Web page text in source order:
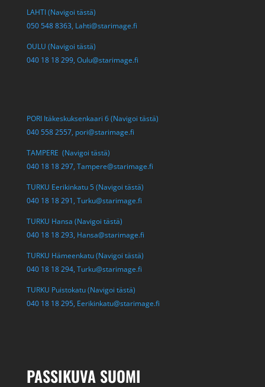
LAHTI (Navigoi tästä)
050 548 8363, Lahti@starimage.fi
OULU (Navigoi tästä)
040 18 18 299, Oulu@starimage.fi
PORI Itäkeskuksenkaari 6 (Navigoi tästä)
040 558 2557, pori@starimage.fi
TAMPERE (Navigoi tästä)
040 18 18 297, Tampere@starimage.fi
TURKU Eerikinkatu 5 (Navigoi tästä)
040 18 18 291, Turku@starimage.fi
TURKU Hansa (Navigoi tästä)
040 18 18 293, Hansa@starimage.fi
TURKU Hämeenkatu (Navigoi tästä)
040 18 18 294, Turku@starimage.fi
TURKU Puistokatu (Navigoi tästä)
040 18 18 295, Eerikinkatu@starimage.fi
PASSIKUVA SUOMI